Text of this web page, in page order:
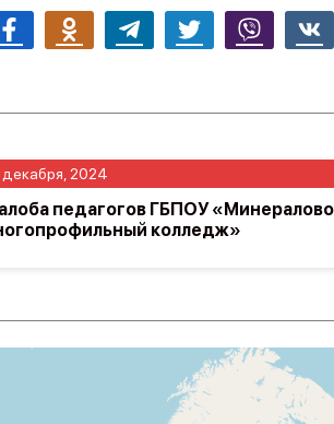
FacebookOdnoklassnikiTelegram Twitter Viber
декабря, 2024
педагогов ГБПОУ
колледж»